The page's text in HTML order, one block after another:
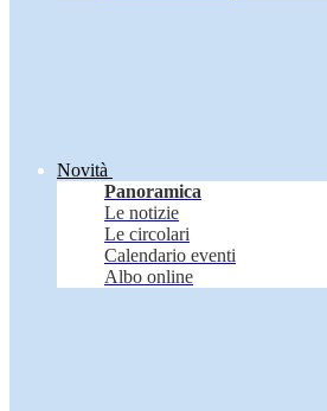
Novità
Panoramica
Le notizie
Le circolari
Calendario eventi
Albo online